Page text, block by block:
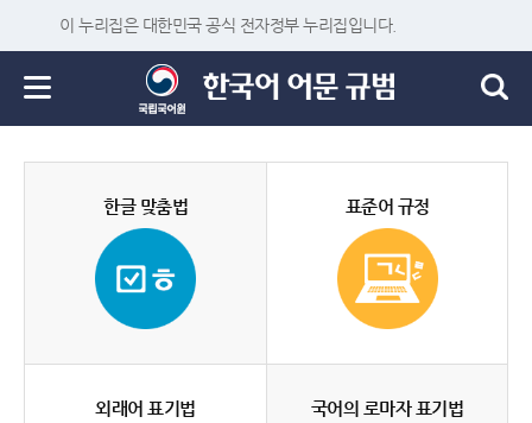
이 누리집은 대한민국 공식 전자정부 누리집입니다.
한글 맞춤법 표준어 규정
외래어 표기법 국어의 로마자 표기법